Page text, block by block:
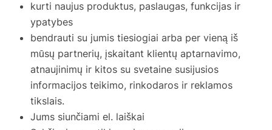
kurti naujus produktus, paslaugas, funkcijas ir
ypatybes
bendrauti su jumis tiesiogiai arba per vieną iš
mūsų partnerių, įskaitant klientų aptarnavimo,
atnaujinimų ir kitos su svetaine susijusios
informacijos teikimo, rinkodaros ir reklamos
tikslais.
Jums siunčiami el. laiškai